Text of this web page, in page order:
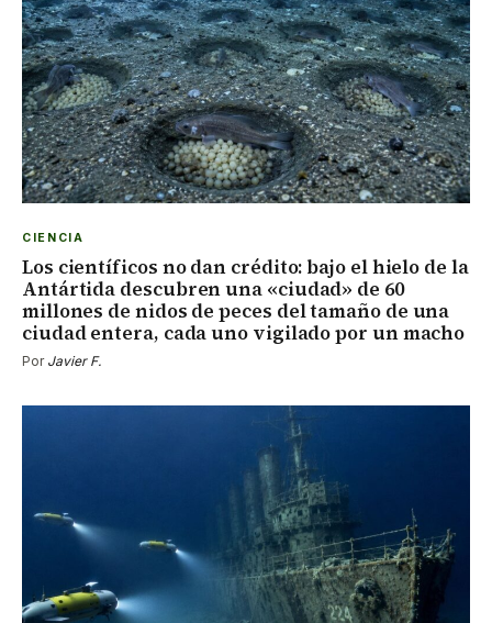
CIENCIA
Los científicos no dan crédito: bajo el hielo de la
Antártida descubren una «ciudad» de 60
millones de nidos de peces del tamaño de una
ciudad entera, cada uno vigilado por un macho
Por Javier F.